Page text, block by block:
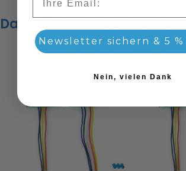
Das könnte dir auch
Newsletter sichern & 5 %
Nein, vielen Dank